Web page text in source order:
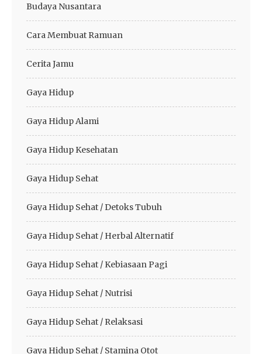
Budaya Nusantara
Cara Membuat Ramuan
Cerita Jamu
Gaya Hidup
Gaya Hidup Alami
Gaya Hidup Kesehatan
Gaya Hidup Sehat
Gaya Hidup Sehat / Detoks Tubuh
Gaya Hidup Sehat / Herbal Alternatif
Gaya Hidup Sehat / Kebiasaan Pagi
Gaya Hidup Sehat / Nutrisi
Gaya Hidup Sehat / Relaksasi
Gaya Hidup Sehat / Stamina Otot